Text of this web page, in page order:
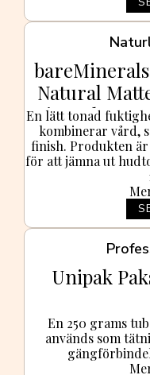
Natural
Mineral SPF
En lätt tonad
kombinerar vård,
finish. Produkten
för att jämna ut
Unipak
En 250 grams
används som